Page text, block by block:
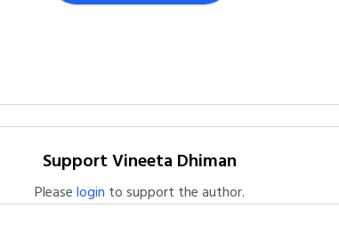
Support Vineeta Dhiman
Pleaselogin to support the author.